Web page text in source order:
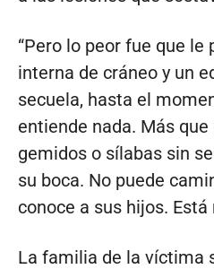
“Pero lo peor fue que le
interna de cráneo y un
secuela, hasta el
entiende nada. Más
gemidos o sílabas sin
su boca. No puede
conoce a sus hijos. Está
La familia de la víctima